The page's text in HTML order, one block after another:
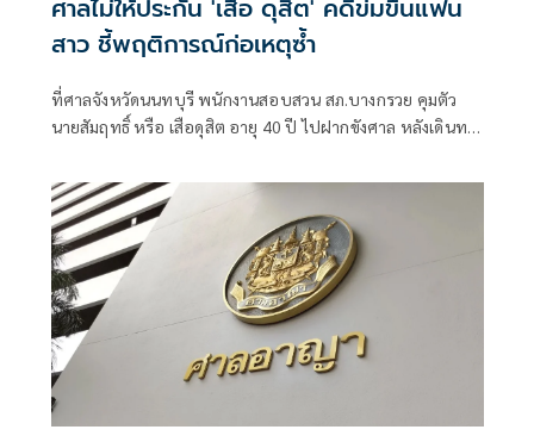
ศาลไม่ให้ประกัน 'เสือ ดุสิต' คดีข่มขืนแฟน
สาว ชี้พฤติการณ์ก่อเหตุซ้ำ
ที่ศาลจังหวัดนนทบุรี พนักงานสอบสวน สภ.บางกรวย คุมตัว
นายสัมฤทธิ์ หรือ เสือดุสิต อายุ 40 ปี ไปฝากขังศาล หลังเดินทาง
ทำร้ายร่างกาย น.ส.มิรา อายุ 36 ปี อดีตแฟนสาว